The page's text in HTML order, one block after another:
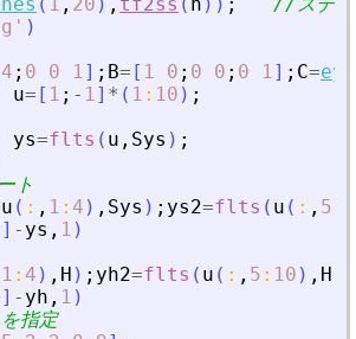
g ' )
4 ; 0 0 1] ; B= [ 1 0 ; 0 0 ; 0 1] ; C=eye
u= [ 1 ; - 1] * ( 1 : 10 ) ;
ys=flts ( u , Sys ) ;
ト
u ( : , 1 : 4 ) , Sys ) ; ys2=flts ( u ( : , 5
] - ys , 1 )
1 : 4 ) , H ) ; yh2=flts ( u ( : , 5 : 10 ) , H
] - yh , 1 )
指定